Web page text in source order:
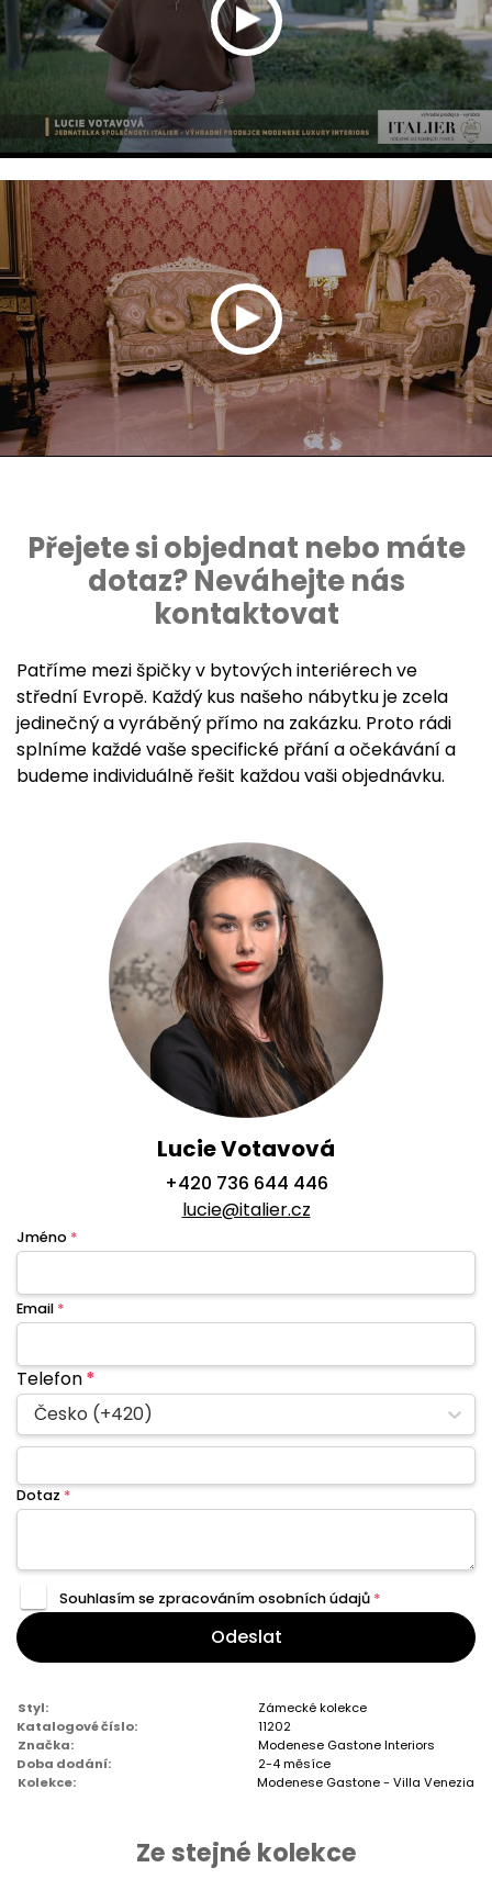
Přejete si objednat nebo máte
dotaz? Neváhejte nás
kontaktovat
Patříme mezi špičky v bytových interiérech ve
střední Evropě. Každý kus našeho nábytku je zcela
jedinečný a vyráběný přímo na zakázku. Proto rádi
splníme každé vaše specifické přání a očekávání a
budeme individuálně řešit každou vaši objednávku.
Lucie Votavová
+420 736 644 446
lucie@italier.cz
Jméno *
Email *
Telefon*
Česko (+420)
Dotaz *
Souhlasím se zpracovánímosobních údajů *
Odeslat
Styl:
Zámecké kolekce
Katalogové číslo:
11202
Značka:
Modenese Gastone Interiors
Doba dodání:
2-4 měsíce
Kolekce:
Modenese Gastone - Villa Venezia
Ze stejné kolekce